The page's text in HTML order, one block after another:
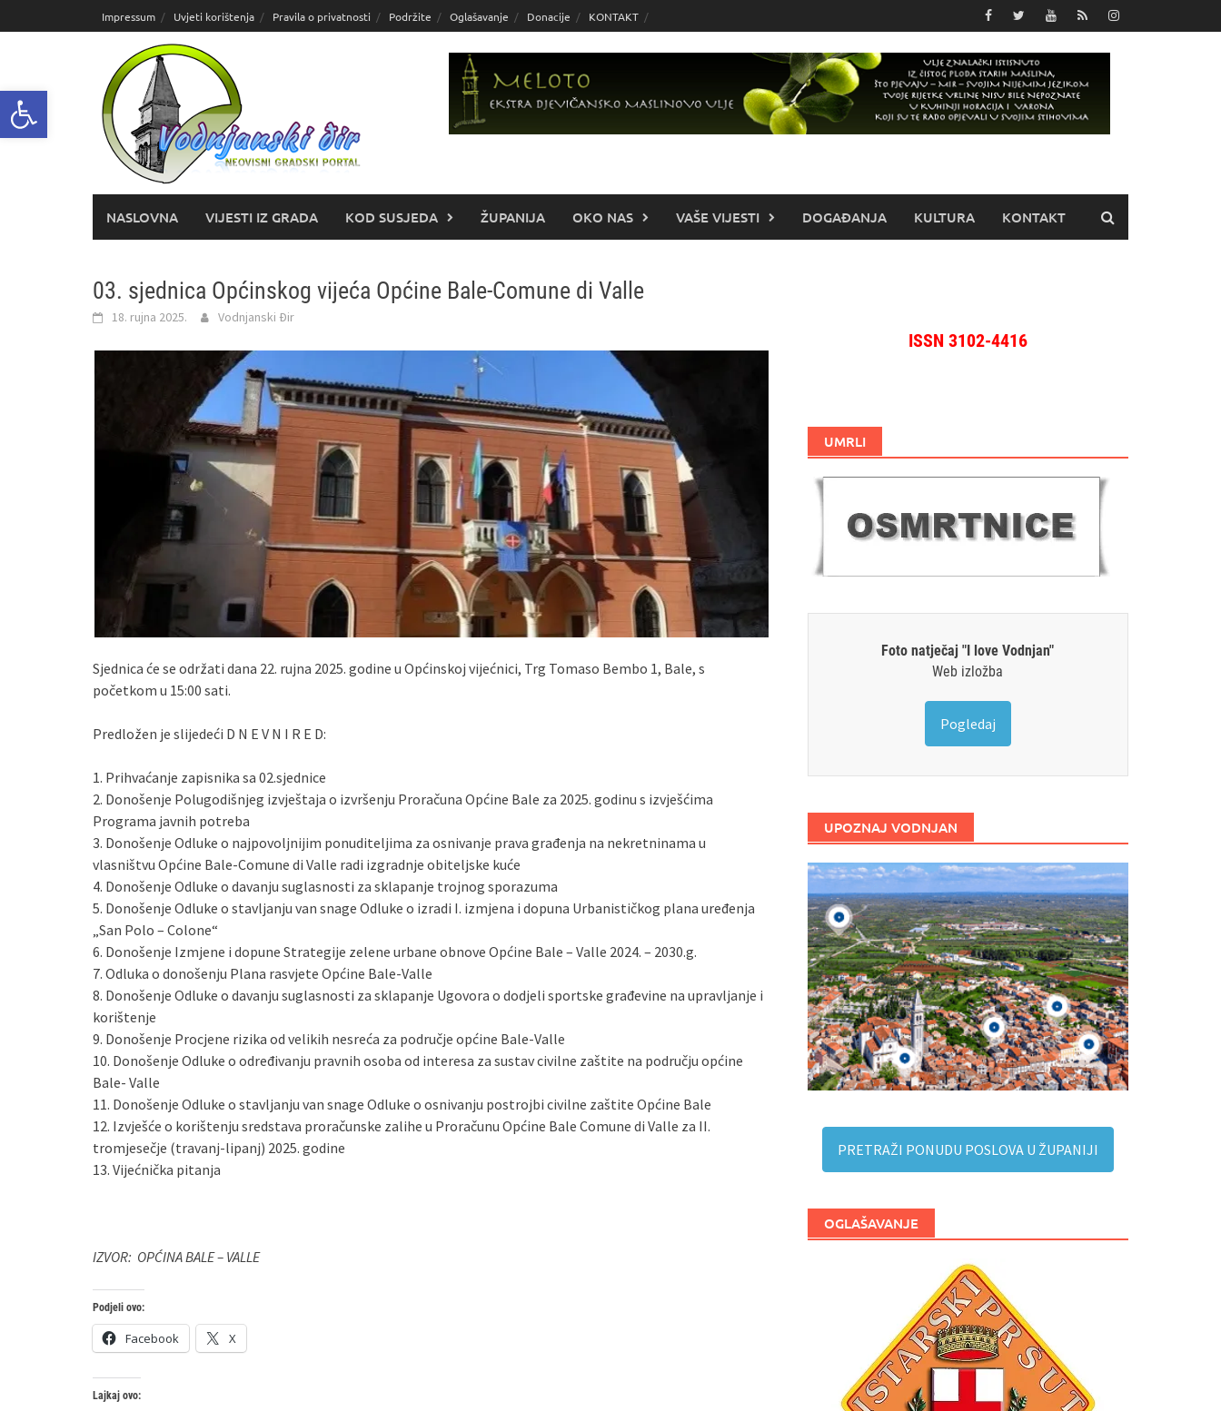
Open toolbar
do
Impressum Uvjeti korištenja Pravila o privatnosti Podržite Oglašavanje Donacije KONTAKT
NASLOVNA VIJESTI IZ GRADA KOD SUSJEDA ŽUPANIJA OKO NAS VAŠE VIJESTI DOGAĐANJA KULTURA KONTAKT
03. sjednica Općinskog vijeća Općine Bale-Comune di Valle
18. rujna 2025. Vodnjanski Đir
Sjednica će se održati dana 22. rujna 2025. godine u Općinskoj vijećnici, Trg Tomaso Bembo 1, Bale, s
početkom u 15:00 sati.
Predložen je slijedeći D N E V N I R E D:
1. Prihvaćanje zapisnika sa 02.sjednice
2. Donošenje Polugodišnjeg izvještaja o izvršenju Proračuna Općine Bale za 2025. godinu s izvješćima
Programa javnih potreba
3. Donošenje Odluke o najpovoljnijim ponuditeljima za osnivanje prava građenja na nekretninama u
vlasništvu Općine Bale-Comune di Valle radi izgradnje obiteljske kuće
4. Donošenje Odluke o davanju suglasnosti za sklapanje trojnog sporazuma
5. Donošenje Odluke o stavljanju van snage Odluke o izradi I. izmjena i dopuna Urbanističkog plana uređenja
„San Polo – Colone“
6. Donošenje Izmjene i dopune Strategije zelene urbane obnove Općine Bale – Valle 2024. – 2030.g.
7. Odluka o donošenju Plana rasvjete Općine Bale-Valle
8. Donošenje Odluke o davanju suglasnosti za sklapanje Ugovora o dodjeli sportske građevine na upravljanje i
korištenje
9. Donošenje Procjene rizika od velikih nesreća za područje općine Bale-Valle
10. Donošenje Odluke o određivanju pravnih osoba od interesa za sustav civilne zaštite na području općine
Bale- Valle
11. Donošenje Odluke o stavljanju van snage Odluke o osnivanju postrojbi civilne zaštite Općine Bale
12. Izvješće o korištenju sredstava proračunske zalihe u Proračunu Općine Bale Comune di Valle za II.
tromjesečje (travanj-lipanj) 2025. godine
13. Vijećnička pitanja
IZVOR: OPĆINA BALE – VALLE
Podjeli ovo:
Facebook X
Lajkaj ovo:
ISSN 3102-4416
UMRLI
Foto natječaj "I love Vodnjan"
Web izložba
Pogledaj
UPOZNAJ VODNJAN
PRETRAŽI PONUDU POSLOVA U ŽUPANIJI
OGLAŠAVANJE